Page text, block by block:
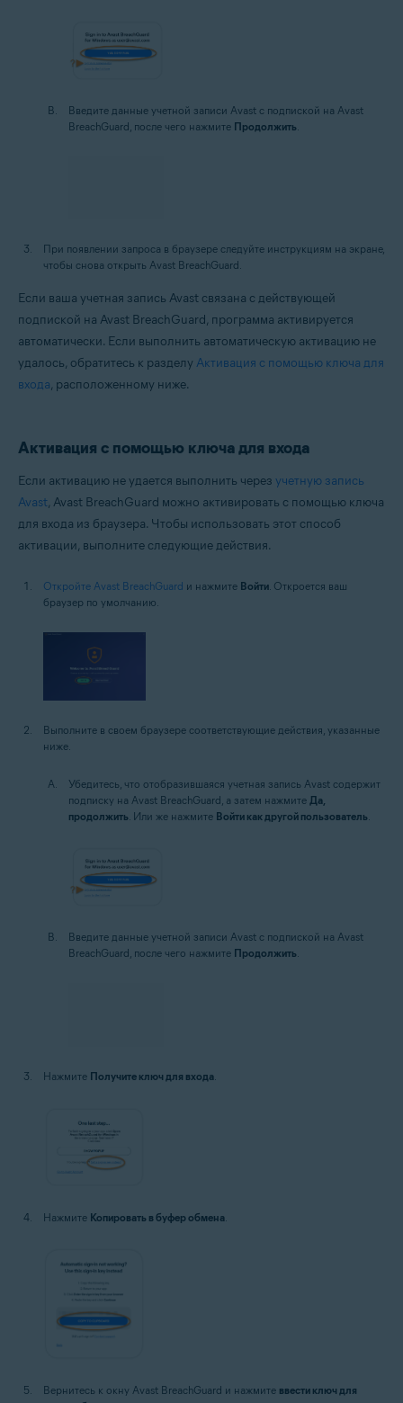
Введите данные учетной записи Avast с подпиской на Avast
BreachGuard, после чего нажмите Продолжить
При появлении запроса в браузере следуйте инструкциям на экране,
чтобы снова открыть Avast BreachGuard.
Если ваша учетная запись Avast связана с действующей
подпиской на Avast BreachGuard, программа активируется
автоматически. Если выполнить автоматическую активацию не
удалось, обратитесь к разделу Активация с помощью ключа для
входа, расположенному ниже.
Активация с помощью ключа для входа
Если активацию не удается выполнить через учетную запись
Avast, Avast BreachGuard можно активировать с помощью ключа
для входа из браузера. Чтобы использовать этот способ
активации, выполните следующие действия.
Откройте Avast BreachGuard и нажмите Войти. Откроется ваш
браузер по умолчанию.
Выполните в своем браузере соответствующие действия, указанные
ниже.
Убедитесь, что отобразившаяся учетная запись Avast содержит
подписку на Avast BreachGuard, а затем нажмите Да,
продолжить. Или же нажмите Войти как другой пользователь.
Введите данные учетной записи Avast с подпиской на Avast
BreachGuard, после чего нажмите Продолжить.
Нажмите Получите ключ для входа
Нажмите Копировать в буфер обмена
Вернитесь к окну Avast BreachGuard и нажмите ввести ключ для